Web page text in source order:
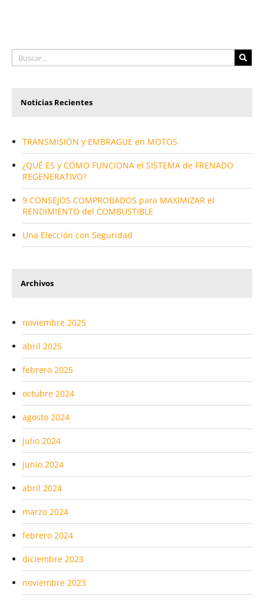
Noticias Recientes
TRANSMISIÓN y EMBRAGUE en MOTOS
¿QUÉ ES y CÓMO FUNCIONA el SISTEMA de FRENADO
REGENERATIVO?
9 CONSEJOS COMPROBADOS para MAXIMIZAR el
RENDIMIENTO del COMBUSTIBLE
Una Elección con Seguridad
Archivos
noviembre 2025
abril 2025
febrero 2025
octubre 2024
agosto 2024
julio 2024
junio 2024
abril 2024
marzo 2024
febrero 2024
diciembre 2023
noviembre 2023